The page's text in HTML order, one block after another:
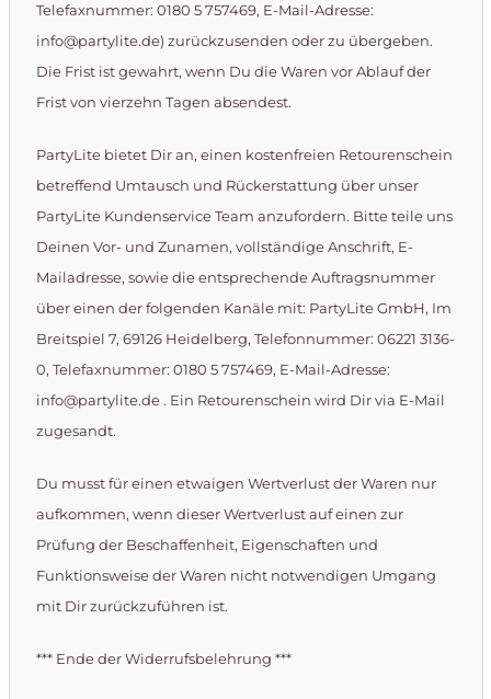
Telefaxnummer: 0180 5 757469, E-Mail-Adresse:
info@partylite.de) zurückzusenden oder zu übergeben.
Die Frist ist gewahrt, wenn Du die Waren vor Ablauf der
Frist von vierzehn Tagen absendest.
PartyLite bietet Dir an, einen kostenfreien Retourenschein
betreffend Umtausch und Rückerstattung über unser
PartyLite Kundenservice Team anzufordern. Bitte teile uns
Deinen Vor- und Zunamen, vollständige Anschrift, E-
Mailadresse, sowie die entsprechende Auftragsnummer
über einen der folgenden Kanäle mit: PartyLite GmbH, Im
Breitspiel 7, 69126 Heidelberg, Telefonnummer: 06221 3136-
0, Telefaxnummer: 0180 5 757469, E-Mail-Adresse:
info@partylite.de . Ein Retourenschein wird Dir via E-Mail
zugesandt.
Du musst für einen etwaigen Wertverlust der Waren nur
aufkommen, wenn dieser Wertverlust auf einen zur
Prüfung der Beschaffenheit, Eigenschaften und
Funktionsweise der Waren nicht notwendigen Umgang
mit Dir zurückzuführen ist.
*** Ende der Widerrufsbelehrung ***